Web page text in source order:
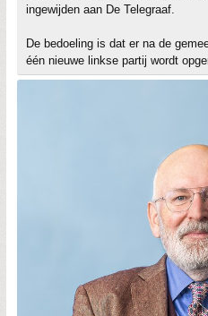
ingewijden aan De Telegraaf.
De bedoeling is dat er na de
één nieuwe linkse partij wordt